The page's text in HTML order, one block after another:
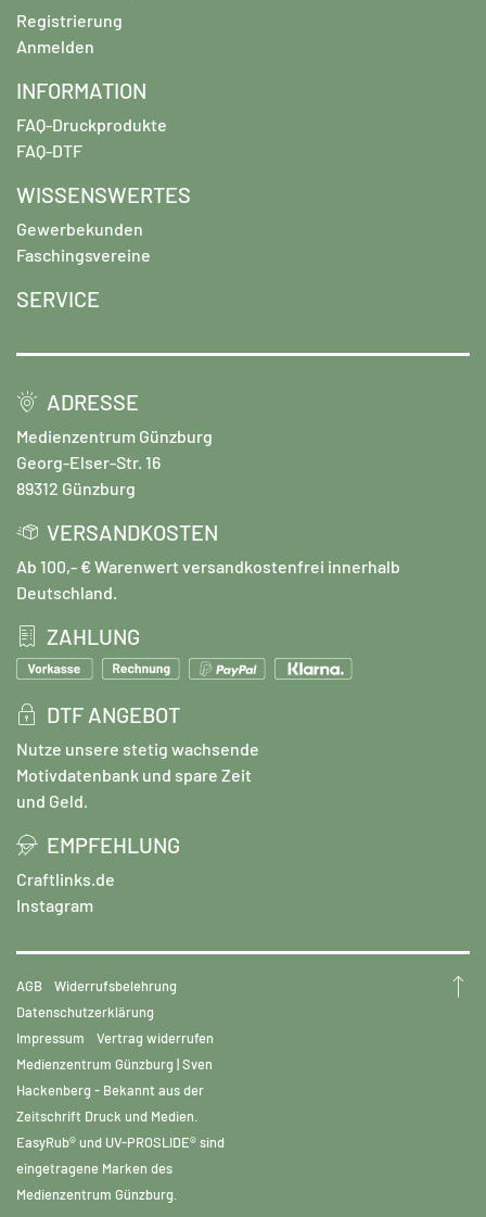
Registrierung
Anmelden
INFORMATION
FAQ-Druckprodukte
FAQ-DTF
WISSENSWERTES
Gewerbekunden
Faschingsvereine
SERVICE
ADRESSE
Medienzentrum Günzburg
Georg-Elser-Str. 16
89312 Günzburg
VERSANDKOSTEN
Ab 100,- € Warenwert versandkostenfrei innerhalb
Deutschland.
ZAHLUNG
DTF ANGEBOT
Nutze unsere stetig wachsende
Motivdatenbank und spare Zeit
und Geld.
EMPFEHLUNG
Craftlinks.de
Instagram
AGB
Widerrufsbelehrung
Datenschutzerklärung
Impressum
Vertrag widerrufen
Medienzentrum Günzburg | Sven
Hackenberg - Bekannt aus der
Zeitschrift Druck und Medien.
EasyRub® und UV-PROSLIDE® sind
eingetragene Marken des
Medienzentrum Günzburg.